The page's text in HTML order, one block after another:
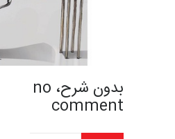
بدون شرح، no
comment